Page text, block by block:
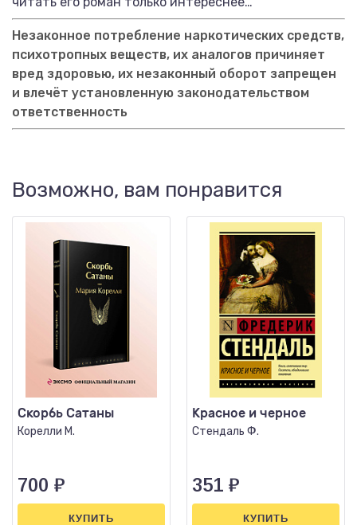
Незаконное потребление наркотических средств,
психотропных веществ, их аналогов причиняет
вред здоровью, их незаконный оборот запрещен
и влечёт установленную законодательством
ответственность
Возможно, вам понравится
Скорбь Сатаны
Корелли М.
700 ₽
КУПИТЬ
Красное и черное
Стендаль Ф.
351 ₽
КУПИТЬ